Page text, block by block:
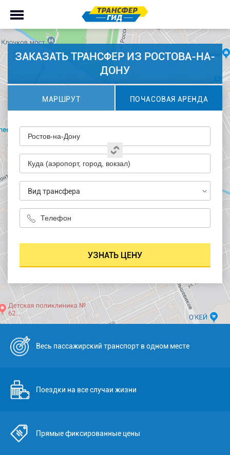
ЗАКАЗАТЬ ТРАНСФЕР ИЗ РОСТОВА-НА-
ДОНУ
МАРШРУТ ПОЧАСОВАЯ АРЕНДА
Вид трансфера
Весь пассажирский транспорт в одном месте
Поездки на все случаи жизни
Прямые фиксированные цены